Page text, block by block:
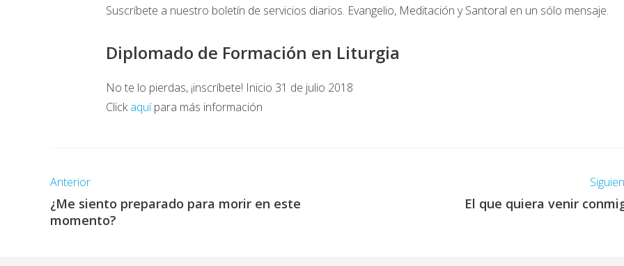
Suscríbete a nuestro boletín de servicios diarios. Evangelio, Meditación y Santoral en un sólo mensaje.
Diplomado de Formación en Liturgia
No te lo pierdas, ¡inscríbete! Inicio 31 de julio 2018
Clickaquípara más información
Anterior
¿Me siento preparado para morir en este
momento?
El que quiera venir